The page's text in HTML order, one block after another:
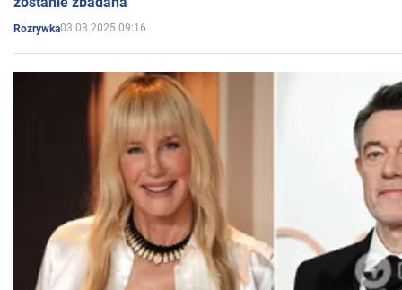
Rozrywka03.03.2025 09:16